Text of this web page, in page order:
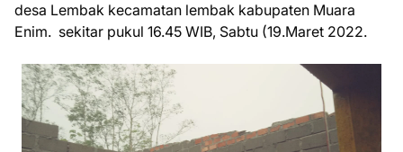
desa Lembak kecamatan lembak kabupaten Muara
Enim. sekitar pukul 16.45 WIB, Sabtu (19.Maret 2022.